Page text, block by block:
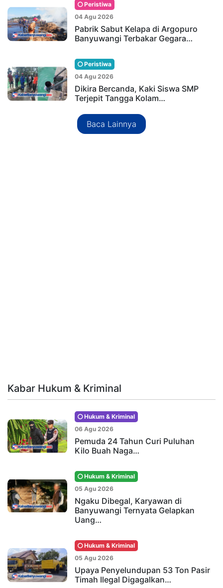
Peristiwa
04 Agu 2026
Pabrik Sabut Kelapa di Argopuro
Banyuwangi Terbakar Gegara…
Peristiwa
04 Agu 2026
Dikira Bercanda, Kaki Siswa SMP
Terjepit Tangga Kolam…
Baca Lainnya
Kabar Hukum & Kriminal
Hukum & Kriminal
06 Agu 2026
Pemuda 24 Tahun Curi Puluhan
Kilo Buah Naga…
Hukum & Kriminal
05 Agu 2026
Ngaku Dibegal, Karyawan di
Banyuwangi Ternyata Gelapkan
Uang…
Hukum & Kriminal
05 Agu 2026
Upaya Penyelundupan 53 Ton Pasir
Timah Ilegal Digagalkan…